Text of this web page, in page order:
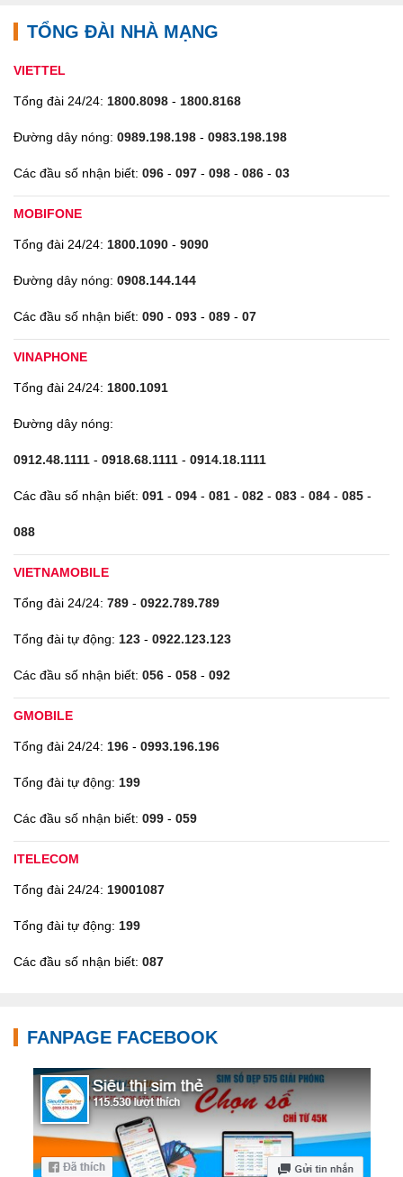
TỔNG ĐÀI NHÀ MẠNG
VIETTEL
Tổng đài 24/24: 1800.8098 - 1800.8168
Đường dây nóng: 0989.198.198 - 0983.198.198
Các đầu số nhận biết: 096 - 097 - 098 - 086 - 03
MOBIFONE
Tổng đài 24/24: 1800.1090 - 9090
Đường dây nóng: 0908.144.144
Các đầu số nhận biết: 090 - 093 - 089 - 07
VINAPHONE
Tổng đài 24/24: 1800.1091
Đường dây nóng:
0912.48.1111 - 0918.68.1111 - 0914.18.1111
Các đầu số nhận biết: 091 - 094 - 081 - 082 - 083 - 084 - 085 -
088
VIETNAMOBILE
Tổng đài 24/24: 789 - 0922.789.789
Tổng đài tự động: 123 - 0922.123.123
Các đầu số nhận biết: 056 - 058 - 092
GMOBILE
Tổng đài 24/24: 196 - 0993.196.196
Tổng đài tự động: 199
Các đầu số nhận biết: 099 - 059
ITELECOM
Tổng đài 24/24: 19001087
Tổng đài tự động: 199
Các đầu số nhận biết: 087
FANPAGE FACEBOOK